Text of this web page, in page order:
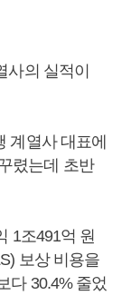
사의 실적이
계열사 대표에
렸는데 초반
1조491억 원
보상 비용을
다 30.4% 줄었